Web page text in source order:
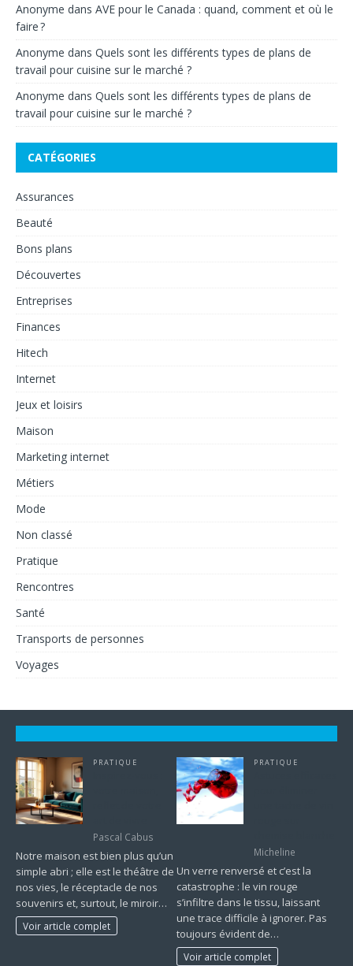
Anonyme dans AVE pour le Canada : quand, comment et où le
faire ?
Anonyme dans Quels sont les différents types de plans de
travail pour cuisine sur le marché ?
Anonyme dans Quels sont les différents types de plans de
travail pour cuisine sur le marché ?
CATÉGORIES
Assurances
Beauté
Bons plans
Découvertes
Entreprises
Finances
Hitech
Internet
Jeux et loisirs
Maison
Marketing internet
Métiers
Mode
Non classé
Pratique
Rencontres
Santé
Transports de personnes
Voyages
PRATIQUE
Pascal Cabus
Notre maison est bien plus qu’un
simple abri ; elle est le théâtre de
nos vies, le réceptacle de nos
souvenirs et, surtout, le miroir…
Voir article complet
PRATIQUE
Micheline
Un verre renversé et c’est la
catastrophe : le vin rouge
s’infiltre dans le tissu, laissant
une trace difficile à ignorer. Pas
toujours évident de…
Voir article complet